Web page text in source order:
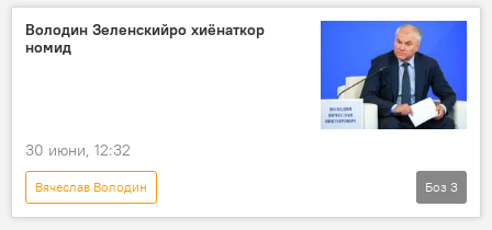
Володин Зеленскийро хиёнаткор
номид
30 июни, 12:32
Вячеслав Володин
Амалиёти вижаи Русия барои ҳимояи Донбасс: охирин хабарҳо
Боз 3